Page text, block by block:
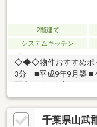
2階建て
システムキッチン
◇◆◇物件おすすめポ
3分 ■平成9年9月築 ■４LDK ■閑静
件の状況もいち早くわ
利用ください♪
千葉県山武